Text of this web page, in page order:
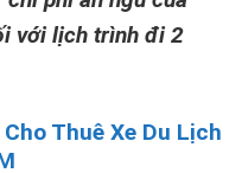
với lịch trình đi 2
Thuê Xe Du Lịch